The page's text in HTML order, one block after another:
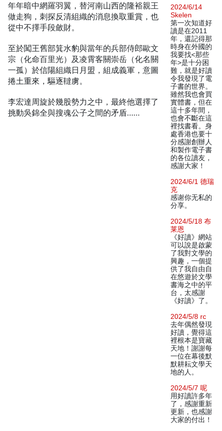
年年暗中網羅羽翼，替河南山西的隆裕親王
做走狗，刺探反清組織的消息換取重賞，也
從中不擇手段斂財。
至於闖王舊部箕水豹與當年的兵部侍郎歐文
宗（化命百里光）及凌霄客關崇岳（化名關
一孤）於信陽組織日月盟，組成義軍，意圖
捲土重來，驅逐韃虜。
李宏達周旋於幾股勢力之中，最終他選擇了
挑動吳錦全與搜魂公子之間的矛盾……
2024/6/14
Skelen
第一次知道好
讀是在2011
年，還記得那
時身在外國的
我要找<那些
年>是十分困
難，就是好讀
令我發現了電
子書的世界。
雖然我也會買
實體書，但在
這十多年間，
也會不斷在這
裡找書看。身
處香港也要十
分感謝創辦人
和製作電子書
的各位讀友，
感謝大家！
2024/6/1 德瑞
克
感谢你无私的
分享。
2024/5/18 布
莱恩
《好讀》網站
可以說是啟蒙
了我對文學的
興趣，一個提
供了我自由自
在悠遊於文學
書海之中的平
台，太感謝
《好讀》了。
2024/5/8 rc
去年偶然發現
好讀，覺得這
裡根本是寶藏
天地！謝謝每
一位在幕後默
默耕耘文學天
地的人。
2024/5/7 呢
用好讀許多年
了，感謝重新
更新，也感謝
大家的付出！